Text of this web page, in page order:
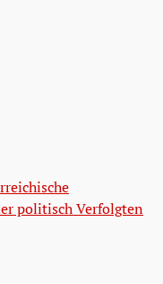
politisch Verfolgten